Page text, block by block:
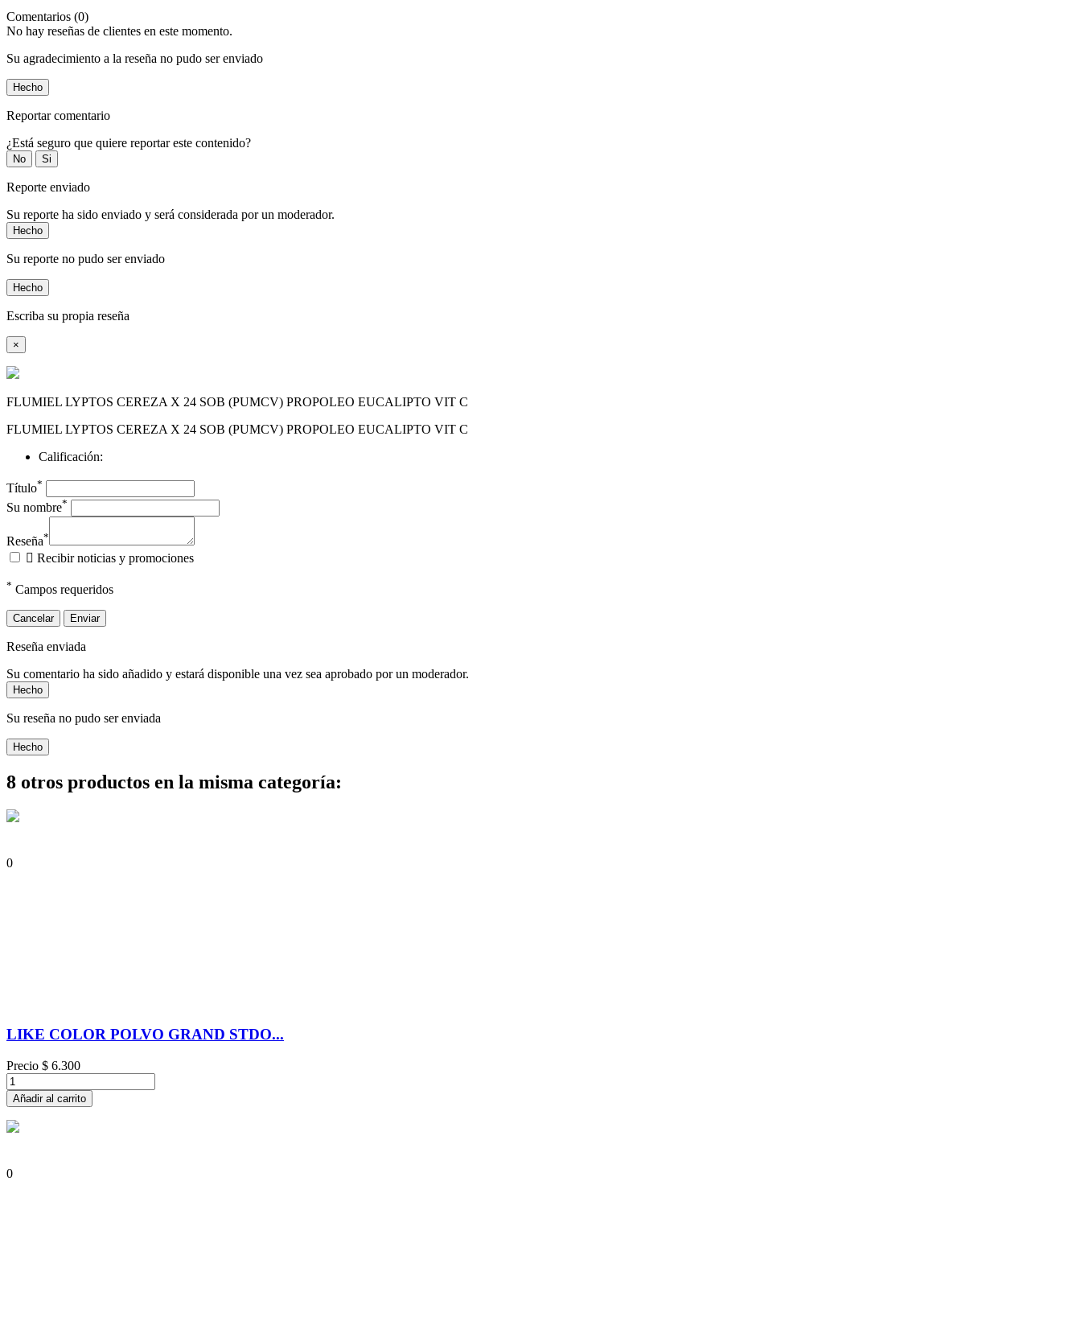
Comentarios (0)
No hay reseñas de clientes en este momento.
Su agradecimiento a la reseña no pudo ser enviado
Hecho
Reportar comentario
¿Está seguro que quiere reportar este contenido?
No Si
Reporte enviado
Su reporte ha sido enviado y será considerada por un moderador.
Hecho
Su reporte no pudo ser enviado
Hecho
Escriba su propia reseña
×
FLUMIEL LYPTOS CEREZA X 24 SOB (PUMCV) PROPOLEO EUCALIPTO VIT C
FLUMIEL LYPTOS CEREZA X 24 SOB (PUMCV) PROPOLEO EUCALIPTO VIT C
Calificación:
Título*
Su nombre*
Reseña*
 Recibir noticias y promociones
* Campos requeridos
Cancelar Enviar
Reseña enviada
Su comentario ha sido añadido y estará disponible una vez sea aprobado por un moderador.
Hecho
Su reseña no pudo ser enviada
Hecho
8 otros productos en la misma categoría:
0
LIKE COLOR POLVO GRAND STDO...
Precio $ 6.300
Añadir al carrito
0